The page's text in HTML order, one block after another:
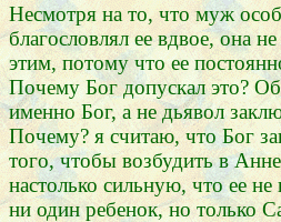
Несмотря на то, что муж
благословлял ее вдвое, она
этим, потому что ее
Почему Бог допускал это?
именно Бог, а не дьявол
Почему? я считаю, что Бог
того, чтобы возбудить в
настолько сильную, что ее не
ни один ребенок, но только